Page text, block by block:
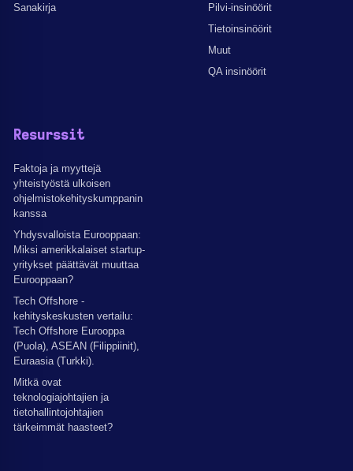
Sanakirja
Pilvi-insinöörit
Tietoinsinöörit
Muut
QA insinöörit
Resurssit
Faktoja ja myyttejä
yhteistyöstä ulkoisen
ohjelmistokehityskumppanin
kanssa
Yhdysvalloista Eurooppaan:
Miksi amerikkalaiset startup-
yritykset päättävät muuttaa
Eurooppaan?
Tech Offshore -
kehityskeskusten vertailu:
Tech Offshore Eurooppa
(Puola), ASEAN (Filippiinit),
Euraasia (Turkki).
Mitkä ovat
teknologiajohtajien ja
tietohallintojohtajien
tärkeimmät haasteet?